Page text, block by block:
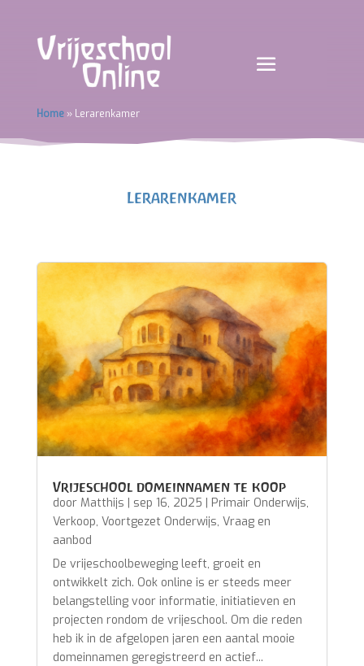
Home» Lerarenkamer
Lerarenkamer
Vrijeschool domeinnamen te koop
door Matthijs | sep 16, 2025 | Primair Onderwijs,
Verkoop, Voortgezet Onderwijs, Vraag en
aanbod
De vrijeschoolbeweging leeft, groeit en
ontwikkelt zich. Ook online is er steeds meer
belangstelling voor informatie, initiatieven en
projecten rondom de vrijeschool. Om die reden
heb ik in de afgelopen jaren een aantal mooie
domeinnamen geregistreerd en actief...